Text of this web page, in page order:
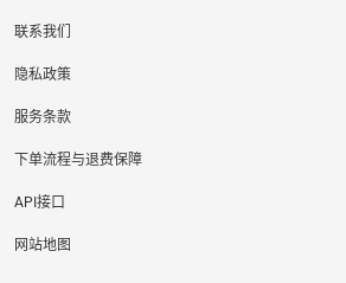
联系我们
隐私政策
服务条款
下单流程与退费保障
API接口
网站地图